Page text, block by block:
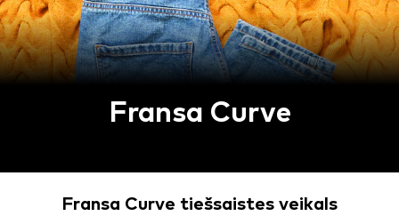
Fransa Curve
Fransa Curve tiešsaistes veikals